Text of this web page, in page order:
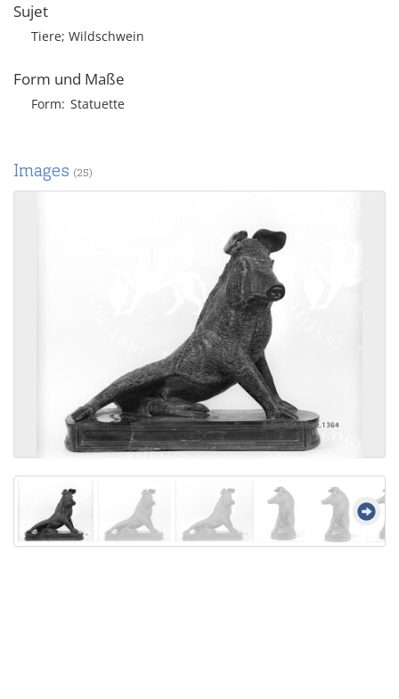
Sujet
Tiere; Wildschwein
Form und Maße
Form Statuette
Images (25)